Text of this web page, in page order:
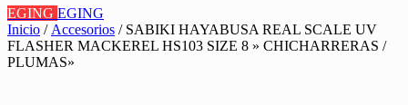
EGING EGING
Inicio / Accesorios / SABIKI HAYABUSA REAL SCALE UV
FLASHER MACKEREL HS103 SIZE 8 » CHICHARRERAS /
PLUMAS»